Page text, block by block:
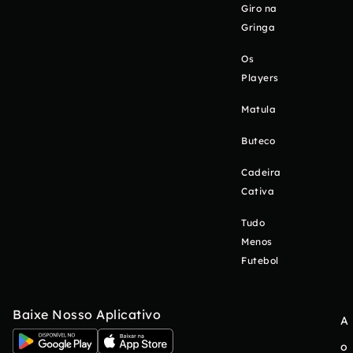
Giro na
Gringa
Os
Players
Matula
Buteco
Cadeira
Cativa
Tudo
Menos
Futebol
Baixe Nosso Aplicativo
A
o